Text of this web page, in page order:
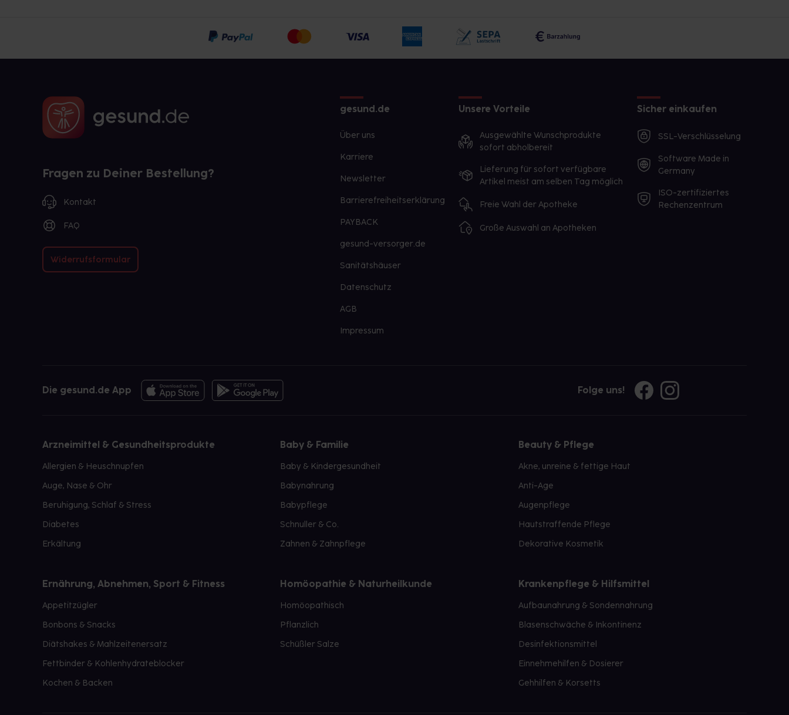
Fragen zu Deiner Bestellung?
Kontakt
FAQ
Widerrufsformular
gesund.de
Über uns
Karriere
Newsletter
Barrierefreiheitserklärung
PAYBACK
gesund-versorger.de
Sanitätshäuser
Datenschutz
AGB
Impressum
Unsere Vorteile
Ausgewählte Wunschprodukte
sofort abholbereit
Lieferung für sofort verfügbare
Artikel meist am selben Tag möglich
Freie Wahl der Apotheke
Große Auswahl an Apotheken
Sicher einkaufen
SSL-Verschlüsselung
Software Made in
Germany
ISO-zertifiziertes
Rechenzentrum
Die gesund.de App Folge uns!
Arzneimittel & Gesundheitsprodukte
Allergien & Heuschnupfen
Auge, Nase & Ohr
Beruhigung, Schlaf & Stress
Diabetes
Erkältung
Baby & Familie
Baby & Kindergesundheit
Babynahrung
Babypflege
Schnuller & Co.
Zahnen & Zahnpflege
Beauty & Pflege
Akne, unreine & fettige Haut
Anti-Age
Augenpflege
Hautstraffende Pflege
Dekorative Kosmetik
Ernährung, Abnehmen, Sport & Fitness
Appetitzügler
Bonbons & Snacks
Diätshakes & Mahlzeitenersatz
Fettbinder & Kohlenhydrateblocker
Kochen & Backen
Homöopathie & Naturheilkunde
Homöopathisch
Pflanzlich
Schüßler Salze
Krankenpflege & Hilfsmittel
Aufbaunahrung & Sondennahrung
Blasenschwäche & Inkontinenz
Desinfektionsmittel
Einnehmehilfen & Dosierer
Gehhilfen & Korsetts